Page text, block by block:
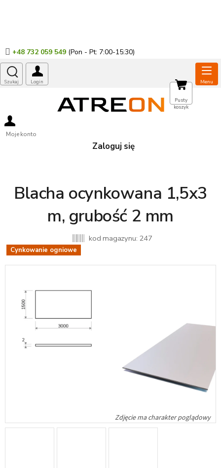
+48 732 059 549
Moje konto
Zaloguj się
KOSZYK
Pusty
koszyk
Blacha ocynkowana 1,5x3
m, grubość 2 mm
kod magazynu: 247
Cynkowanie ogniowe